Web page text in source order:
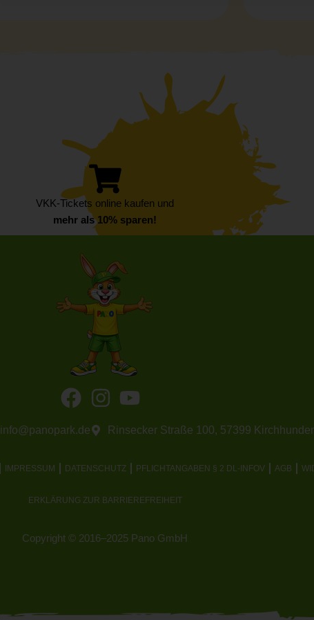
VKK-Tickets online kaufen und
mehr als 10% sparen!
info@panopark.de Rinsecker Straße 100, 57399
IMPRESSUM DATENSCHUTZ PFLICHTANGABEN § 2 DL-INFOV AGB
ERKLÄRUNG ZUR BARRIEREFREIHEIT
Copyright © 2016–2025 Pano GmbH